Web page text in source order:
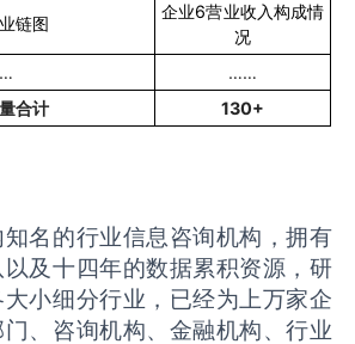
链图
企业6营业收入构成情
况
……
合计
130+
名的行业信息咨询机构，拥有
及十四年的数据累积资源，研
小细分行业，已经为上万家企
、咨询机构、金融机构、行业